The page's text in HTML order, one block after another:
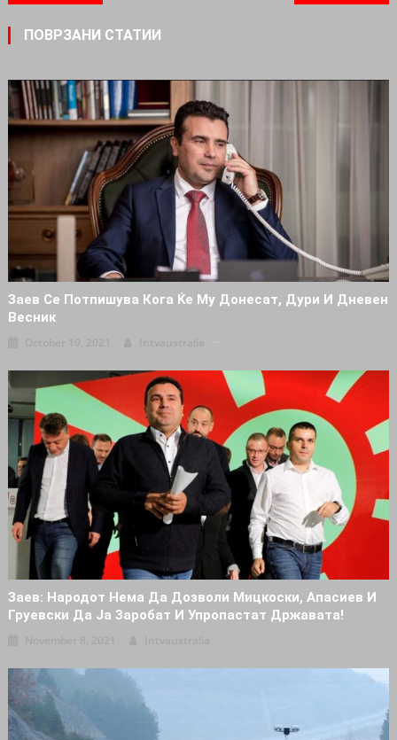
ПОВРЗАНИ СТАТИИ
Заев Се Потпишува Кога Ќе Му Донесат, Дури И Дневен
Весник
Заев: Народот Нема Да Дозволи Мицкоски, Апасиев И
Груевски Да Ја Заробат И Упропастат Државата!